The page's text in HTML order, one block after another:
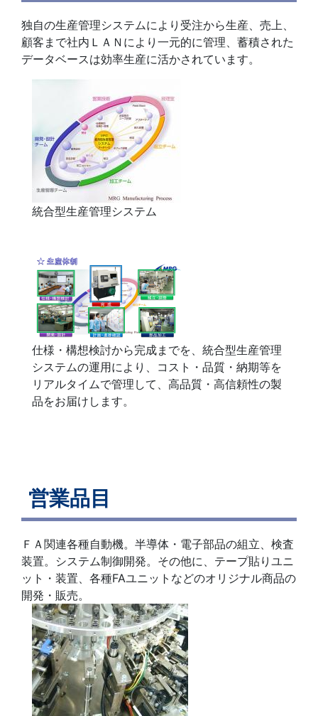
独自の生産管理システムにより受注から生産、売上、
顧客まで社内ＬＡＮにより一元的に管理、蓄積された
データベースは効率生産に活かされています。
統合型生産管理システム
仕様・構想検討から完成までを、統合型生産管理
システムの運用により、コスト・品質・納期等を
リアルタイムで管理して、高品質・高信頼性の製
品をお届けします。
営業品目
ＦＡ関連各種自動機。半導体・電子部品の組立、検査
装置。システム制御開発。その他に、テープ貼りユニ
ット・装置、各種FAユニットなどのオリジナル商品の
開発・販売。